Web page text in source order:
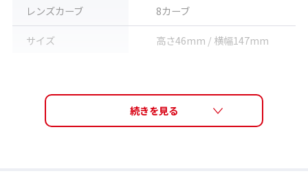
調整可能なノーズパッド
レンズカーブ 8カーブ
サイズ 高さ46mm / 横幅147mm
フレーム機能
レンズ交換可能、テンプル調
整可能、ノーズ調節可能